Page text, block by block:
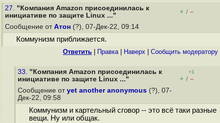
27. "Компания Amazon присоединилась к
инициативе по защите Linux ..."
+ / –
Сообщение от Атон (?), 07-Дек-22, 09:14
Коммунизм приближается.
Ответить Правка| Наверх Cообщить модератору
33. "Компания Amazon присоединилась к
инициативе по защите Linux ..."
+1
+ / –
Сообщение от yet another anonymous (?), 07-
Дек-22, 09:58
Коммунизм и картельный сговор -- это всё таки разные
вещи. Ну или общак.